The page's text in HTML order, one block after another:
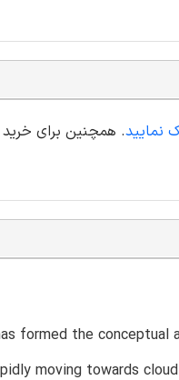
نمایید. همچنین برای خرید
formed the
moving towards